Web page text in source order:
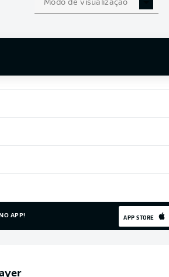
Modo de visualização
APP! APP STORE